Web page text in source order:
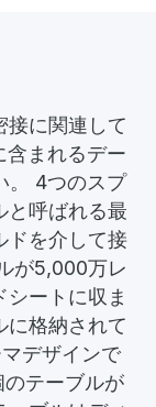
接に関連して
含まれるデー
。 4つのスプ
と呼ばれる最
ドを介して接
が5,000万レ
ートに収ま
に格納されて
デザインで
テーブルが